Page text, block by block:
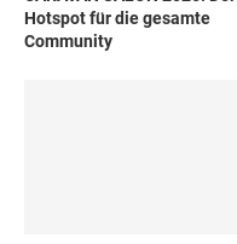
Hotspot für die gesamte
Community